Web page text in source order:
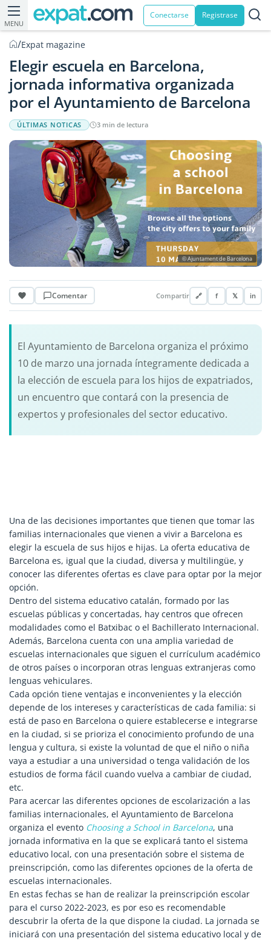
MENU
Conectarse Registrase
/Expat magazine
Elegir escuela en Barcelona,
jornada informativa organizada
por el Ayuntamiento de Barcelona
ÚLTIMAS NOTICAS 3 min de lectura
© Ajuntament de Barcelona
Comentar Compartir 🔗 f 𝕏 in
El Ayuntamiento de Barcelona organiza el próximo
10 de marzo una jornada íntegramente dedicada a
la elección de escuela para los hijos de expatriados,
un encuentro que contará con la presencia de
expertos y profesionales del sector educativo.
Una de las decisiones importantes que tienen que tomar las
familias internacionales que vienen a vivir a Barcelona es
elegir la escuela de sus hijos e hijas. La oferta educativa de
Barcelona es, igual que la ciudad, diversa y multilingüe, y
conocer las diferentes ofertas es clave para optar por la mejor
opción.
Dentro del sistema educativo catalán, formado por las
escuelas públicas y concertadas, hay centros que ofrecen
modalidades como el Batxibac o el Bachillerato Internacional.
Además, Barcelona cuenta con una amplia variedad de
escuelas internacionales que siguen el currículum académico
de otros países o incorporan otras lenguas extranjeras como
lenguas vehiculares.
Cada opción tiene ventajas e inconvenientes y la elección
depende de los intereses y características de cada familia: si
está de paso en Barcelona o quiere establecerse e integrarse
en la ciudad, si se prioriza el conocimiento profundo de una
lengua y cultura, si existe la voluntad de que el niño o niña
vaya a estudiar a una universidad o tenga validación de los
estudios de forma fácil cuando vuelva a cambiar de ciudad,
etc.
Para acercar las diferentes opciones de escolarización a las
familias internacionales, el Ayuntamiento de Barcelona
organiza el evento Choosing a School in Barcelona, una
jornada informativa en la que se explicará tanto el sistema
educativo local, con una presentación sobre el sistema de
preinscripción, como las diferentes opciones de la oferta de
escuelas internacionales.
En estas fechas se han de realizar la preinscripción escolar
para el curso 2022-2023, es por eso es recomendable
descubrir la oferta de la que dispone la ciudad. La jornada se
iniciará con una presentación del sistema educativo local y de